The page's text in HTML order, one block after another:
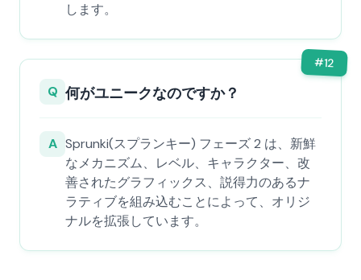
します。
#12
Q 何がユニークなのですか？
A Sprunki(スプランキー) フェーズ 2 は、新鮮
なメカニズム、レベル、キャラクター、改
善されたグラフィックス、説得力のあるナ
ラティブを組み込むことによって、オリジ
ナルを拡張しています。